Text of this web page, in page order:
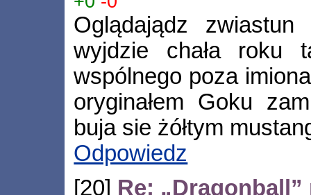
Oglądajądz
wyjdzie chała
wspólnego poza
oryginałem Goku
buja sie żółtym
Odpowiedz
[20] Re: